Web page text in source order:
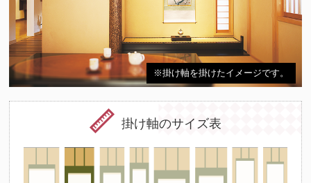
※掛け軸を掛けたイメージです。
掛け軸のサイズ表